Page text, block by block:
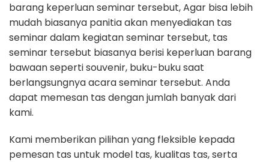
barang keperluan seminar tersebut, Agar bisa lebih
mudah biasanya panitia akan menyediakan tas
seminar dalam kegiatan seminar tersebut, tas
seminar tersebut biasanya berisi keperluan barang
bawaan seperti souvenir, buku-buku saat
berlangsungnya acara seminar tersebut. Anda
dapat memesan tas dengan jumlah banyak dari
kami.
Kami memberikan pilihan yang fleksible kepada
pemesan tas untuk model tas, kualitas tas, serta